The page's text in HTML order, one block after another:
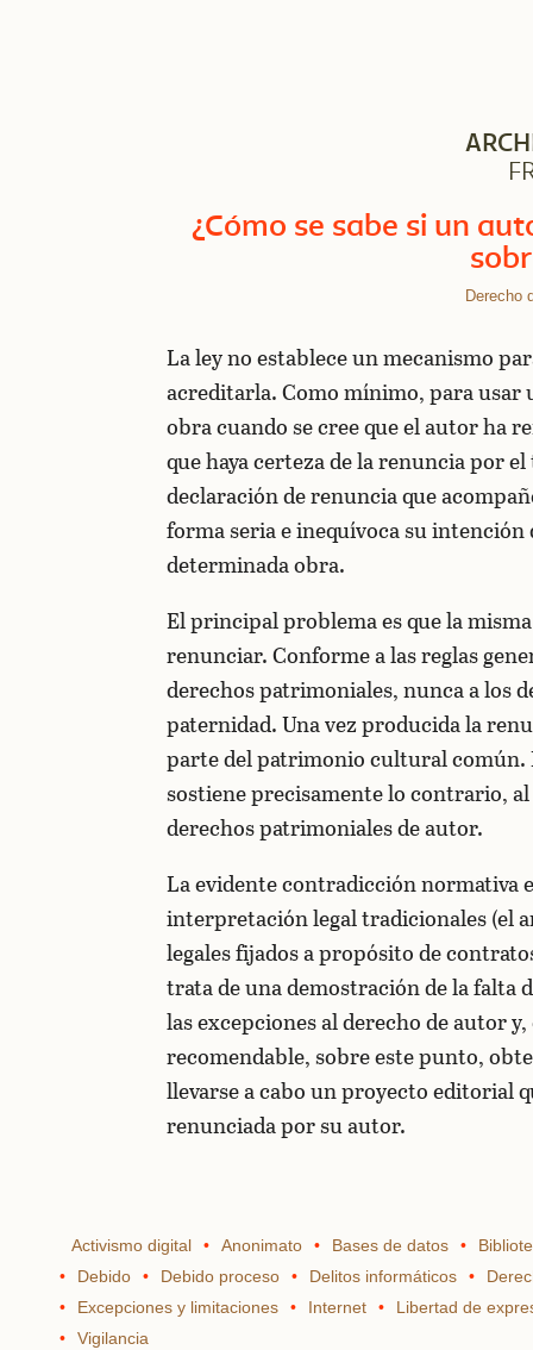
¿Cómo se sabe si un
Derecho
La ley no establece un mecanismo
acreditarla. Como mínimo, para usar
obra cuando se cree que el autor ha
que haya certeza de la renuncia por
declaración de renuncia que
forma seria e inequívoca su
determinada obra.
El principal problema es que la
renunciar. Conforme a las reglas
derechos patrimoniales, nunca a los
paternidad. Una vez producida la
parte del patrimonio cultural común.
sostiene precisamente lo contrario,
derechos patrimoniales de autor.
La evidente contradicción normativa
interpretación legal tradicionales (el
legales fijados a propósito de
trata de una demostración de la falta
las excepciones al derecho de autor
recomendable, sobre este punto,
llevarse a cabo un proyecto editorial
renunciada por su autor.
Activismo digital Anonimato Bases de datos
Debido
Debido proceso Delitos informáticos
Excepciones y limitaciones
Internet
Libertad de
Vigilancia